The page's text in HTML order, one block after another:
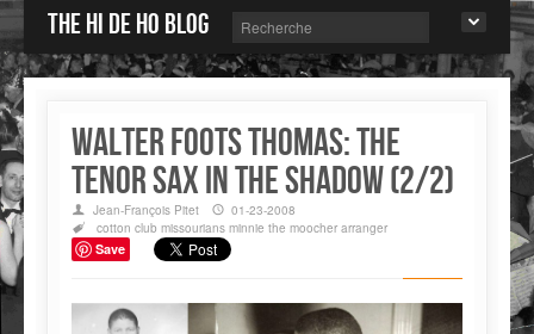
The Hi de Ho blog
Walter Foots THOMAS: the
tenor sax in the shadow (2/2)
Jean-François Pitet
01-23-2008
cotton club missourians minnie the moocher arranger
Save